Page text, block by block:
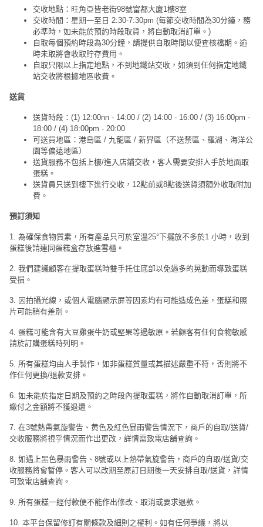
交收地點：旺角亞皆老街98號富都大廈1樓8室
交收時間：星期一至日 2:30-7:30pm (每節交收時間為30分鐘，務
必準時，如未能於預約時段取貨，將自動取消訂單。)
自取每個預約時段為30分鐘，請提供自取時間以便查核檔期。逾
時未取將會收取貯存費用。
自取只限以上指定地點，不到地鐵站交收，如須到任何指定地鐵
站交收將根據地區收費。
送貨
送貨時段：(1) 12:00nn - 14:00 / (2) 14:00 - 16:00 / (3) 16:00pm -
18:00 / (4) 18:00pm - 20:00
可送貨地區：港島區 / 九龍區 / 新界區（不送禁區、羅湖、海洋公
園等偏遠地區）
送貨服務不包括上樓/進入店鋪交收，客人需要安排人手於地面取
蛋糕。
送貨員只送到樓下進行交收，12點前或8點後送貨須額外收取附加
費。
預訂須知
1. 為確保食物質素，所有產品只可於室溫25°下擺放不多於1 小時，收到
蛋糕後請連同蛋糕盒存放進雪櫃。
2. 我們建議顧客在提取蛋糕時雙手托住底部以免過多的晃動而導致蛋糕
受損。
3. 因拍攝光線，或個人電腦顯示屏等因素均有可能造成色差，蛋糕和照
片可能稍有差別。
4. 蛋糕可能含有大豆雞蛋牛奶或堅果等過敏原。若顧客有任何食物敏感
請於訂購蛋糕時列明。
5. 所有蛋糕均由人手製作，如非蛋糕質量或其描述嚴重不符，否則將不
作任何更換/退款安排。
6. 如未能於指定日期及預約之時段內提取蛋糕，將作自動取消訂單，所
繳付之金額將不獲退還。
7. 在3號熱帶氣旋警告、黄色及紅色暴雨警告情況下，商戶的自取/送貨/
交收服務將視乎情況而作出更改，詳情需致電店舖查詢。
8. 如遇上黑色暴雨警告、8號或以上熱帶氣旋警告，商戶的自取/送貨/交
收服務將會暫停。客人可以改期至原訂日期後一天安排自取/送貨，詳情
可致電店舖查詢。
9. 所有蛋糕一經付款便不能作出修改、取消或要求退款。
10. 本平台保留修訂有關條款及細則之權利。如有任何爭議，將以